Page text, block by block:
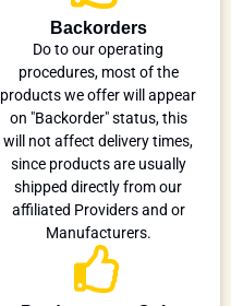
Backorders
Do to our operating
procedures, most of the
products we offer will appear
on "Backorder" status, this
will not affect delivery times,
since products are usually
shipped directly from our
affiliated Providers and or
Manufacturers.